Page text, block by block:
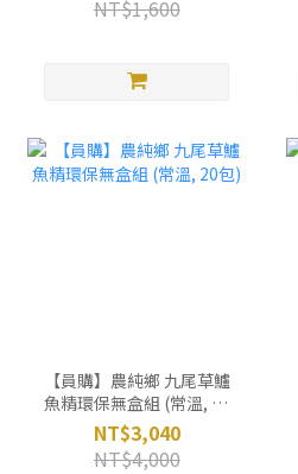
NT$1,600
【員購】農純鄉 九尾草鱸
魚精環保無盒組 (常溫, 20
包)
NT$3,040
NT$4,000